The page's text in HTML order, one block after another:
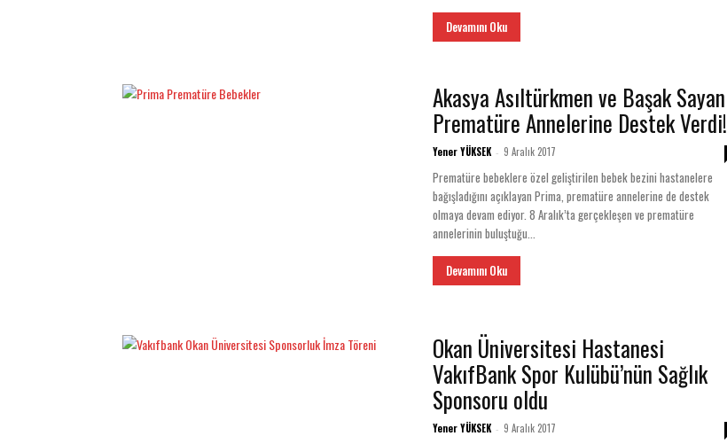
Devamını Oku
Akasya Asıltürkmen ve Başak Sayan
Prematüre Annelerine Destek Verdi!
Yener YÜKSEK - 9 Aralık 2017
Prematüre bebeklere özel geliştirilen bebek bezini hastanelere
bağışladığını açıklayan Prima, prematüre annelerine de destek
olmaya devam ediyor. 8 Aralık’ta gerçekleşen ve prematüre
annelerinin buluştuğu...
Devamını Oku
Okan Üniversitesi Hastanesi
VakıfBank Spor Kulübü’nün Sağlık
Sponsoru oldu
Yener YÜKSEK - 9 Aralık 2017